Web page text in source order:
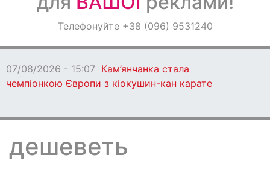
ОголошенняТелефонуйте +38 (096) 9531240
07/08/2026 - 15:07 Кам’янчанка стала
чемпіонкою Європи з кіокушин-кан карате
дешеветь